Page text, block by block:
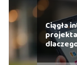
Ciągła